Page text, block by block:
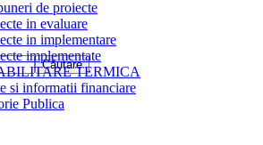
de proiecte
in evaluare
in implementare
implementate
TERMICA
si informatii financiare
Publica